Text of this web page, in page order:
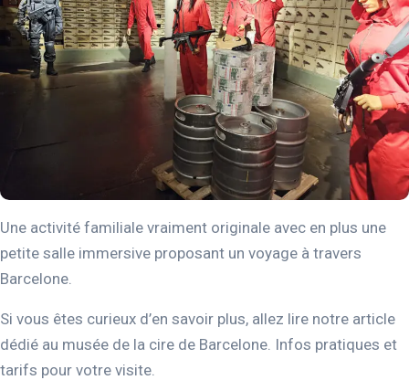
Une activité familiale vraiment originale avec en plus une
petite salle immersive proposant un voyage à travers
Barcelone.
Si vous êtes curieux d’en savoir plus, allez lire notre article
dédié au musée de la cire de Barcelone. Infos pratiques et
tarifs pour votre visite.